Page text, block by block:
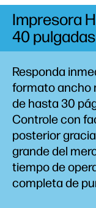
Responda
formato ancho
de hasta 30
Controle con
posterior
grande del
tiempo de
completa de
Impresora
40